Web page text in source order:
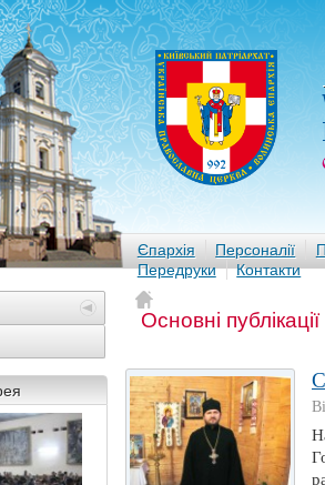
Єпархія Персоналії
Передруки
Контакти
Основні